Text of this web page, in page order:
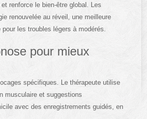
renforce le bien-être global. Les
renouvelée au réveil, une meilleure
les troubles légers à modérés.
pour mieux
spécifiques. Le thérapeute utilise
musculaire et suggestions
avec des enregistrements guidés, en